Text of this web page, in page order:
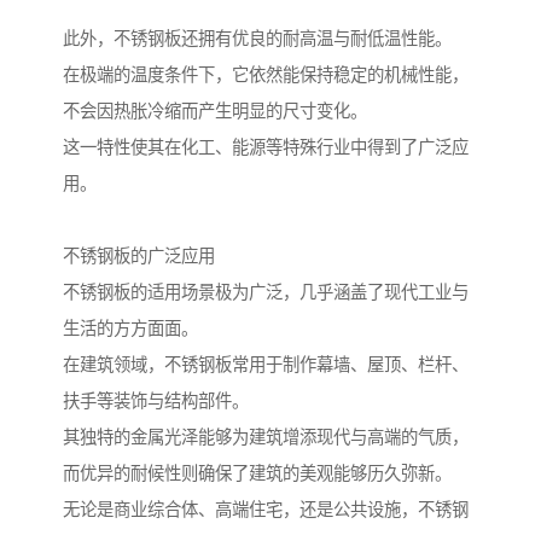
此外，不锈钢板还拥有优良的耐高温与耐低温性能。
在极端的温度条件下，它依然能保持稳定的机械性能，
不会因热胀冷缩而产生明显的尺寸变化。
这一特性使其在化工、能源等特殊行业中得到了广泛应
用。
不锈钢板的广泛应用
不锈钢板的适用场景极为广泛，几乎涵盖了现代工业与
生活的方方面面。
在建筑领域，不锈钢板常用于制作幕墙、屋顶、栏杆、
扶手等装饰与结构部件。
其独特的金属光泽能够为建筑增添现代与高端的气质，
而优异的耐候性则确保了建筑的美观能够历久弥新。
无论是商业综合体、高端住宅，还是公共设施，不锈钢